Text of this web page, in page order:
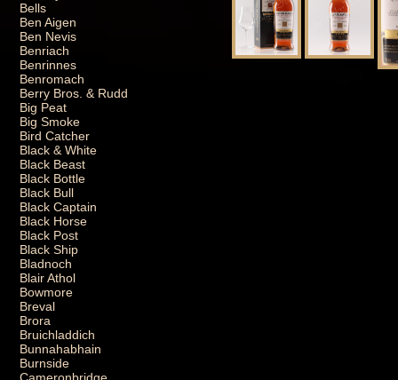
Bells
Ben Aigen
Ben Nevis
Benriach
Benrinnes
Benromach
Berry Bros. & Rudd
Big Peat
Big Smoke
Bird Catcher
Black & White
Black Beast
Black Bottle
Black Bull
Black Captain
Black Horse
Black Post
Black Ship
Bladnoch
Blair Athol
Bowmore
Breval
Brora
Bruichladdich
Bunnahabhain
Burnside